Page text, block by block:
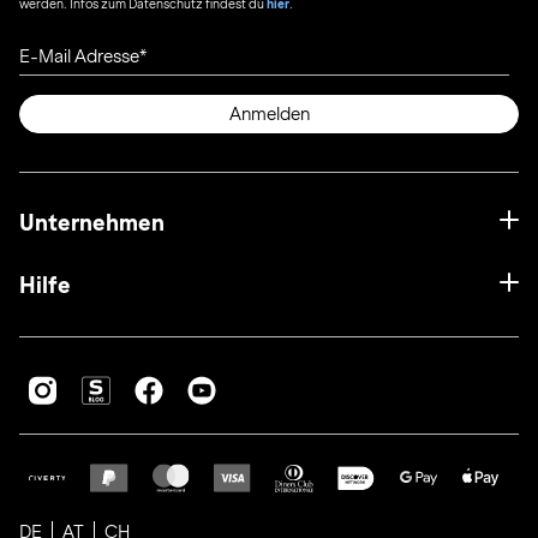
werden. Infos zum Datenschutz findest duhier
E-Mail Adresse
Anmelden
Unternehmen
Hilfe
DE AT CH